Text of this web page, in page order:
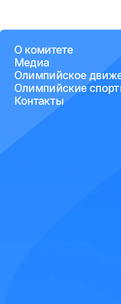
О комитете
Медиа
Олимпийское
Олимпийские
Контакты